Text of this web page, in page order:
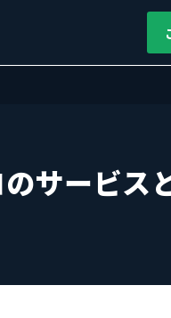
サービス